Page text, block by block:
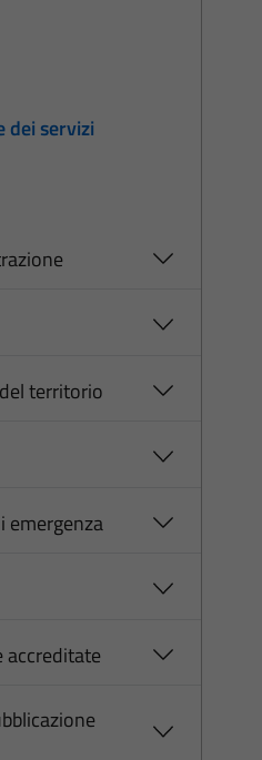
dei servizi
territorio
emergenza